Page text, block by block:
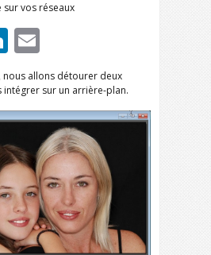
sur vos réseaux
LinkedIn
nous allons détourer deux
intégrer sur un arrière-plan.